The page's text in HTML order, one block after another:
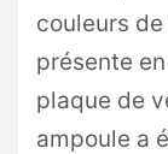
couleurs
présente
plaque de
ampoule a